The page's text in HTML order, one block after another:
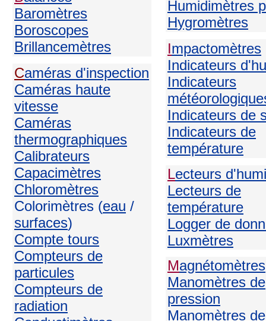
Baromètres
Boroscopes
Brillancemètres
Caméras d'inspection
Caméras haute
vitesse
Caméras
thermographiques
Calibrateurs
Capacimètres
Chloromètres
Colorimètres (eau /
surfaces)
Compte tours
Compteurs de
particules
Compteurs de
radiation
Humidimètres
Hygromètres
Impactomètres
Indicateurs
Indicateurs
Indicateurs de
Indicateurs de
température
Lecteurs
Lecteurs de
température
Logger de
Luxmètres
Magnétomètres
Manomètres de
pression
Manomètres